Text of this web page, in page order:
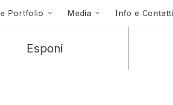
Portfolio Media Info e Contatti
Esponi